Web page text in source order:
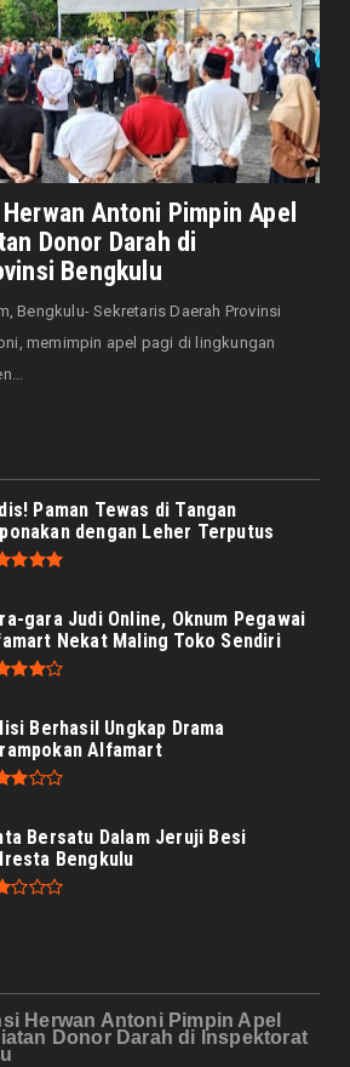
NASIONAL
Aspirasi Pendidikan Inklusif,
Soroti Perlunya...
August 04, 2026
DAERAH
Dorong Percepatan
Offtaker untuk Pe...
August 04, 2026
DAERAH
Dukung Perubahan Nama
Soeprapto Menja...
Antoni Pimpin Apel
Donor Darah di
Bengkulu
Bengkulu- Sekretaris Daerah Provinsi
memimpin apel pagi di lingkungan
Paman Tewas di Tangan
dengan Leher Terputus
gara Judi Online, Oknum Pegawai
Nekat Maling Toko Sendiri
Berhasil Ungkap Drama
Alfamart
Bersatu Dalam Jeruji Besi
Bengkulu
Herwan Antoni Pimpin Apel
Donor Darah di Inspektorat